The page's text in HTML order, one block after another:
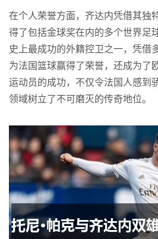
在个人荣誉方面，齐达内凭借其独
得了包括金球奖在内的多个世界足
史上最成功的外籍控卫之一，凭借
为法国篮球赢得了荣誉，还成为了
运动员的成功，不仅令法国人感到
领域树立了不可磨灭的传奇地位。